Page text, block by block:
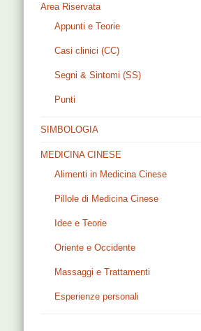
Area Riservata
Appunti e Teorie
Casi clinici (CC)
Segni & Sintomi (SS)
Punti
SIMBOLOGIA
MEDICINA CINESE
Alimenti in Medicina Cinese
Pillole di Medicina Cinese
Idee e Teorie
Oriente e Occidente
Massaggi e Trattamenti
Esperienze personali